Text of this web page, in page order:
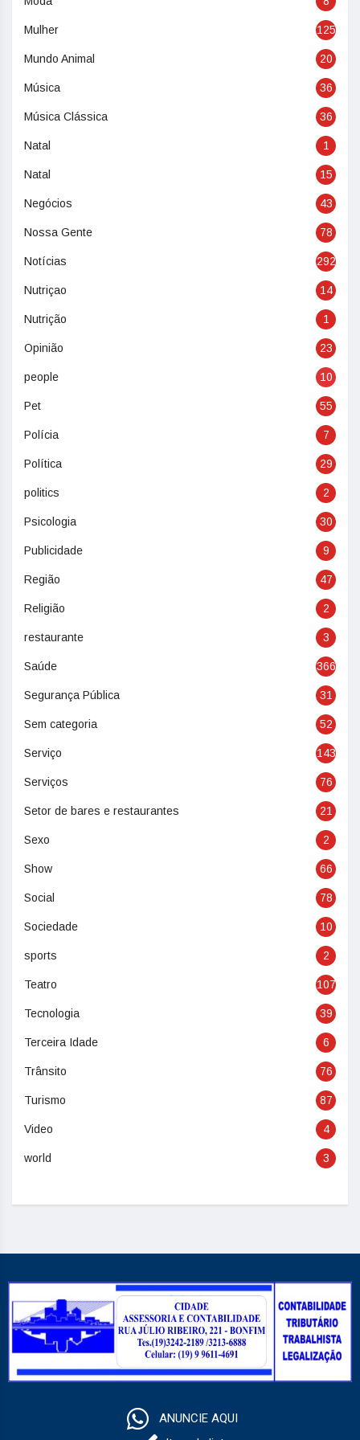
Mulher 125
Mundo Animal 20
Música 36
Música Clássica 36
Natal 1
Natal 15
Negócios 43
Nossa Gente 78
Notícias 292
Nutriçao 14
Nutrição 1
Opinião 23
people 10
Pet 55
Polícia 7
Política 29
politics 2
Psicologia 30
Publicidade 9
Região 47
Religião 2
restaurante 3
Saúde 366
Segurança Pública 31
Sem categoria 52
Serviço 143
Serviços 76
Setor de bares e restaurantes 21
Sexo 2
Show 66
Social 78
Sociedade 10
sports 2
Teatro 107
Tecnologia 39
Terceira Idade 6
Trânsito 76
Turismo 87
Video 4
world 3
ANUNCIE AQUI